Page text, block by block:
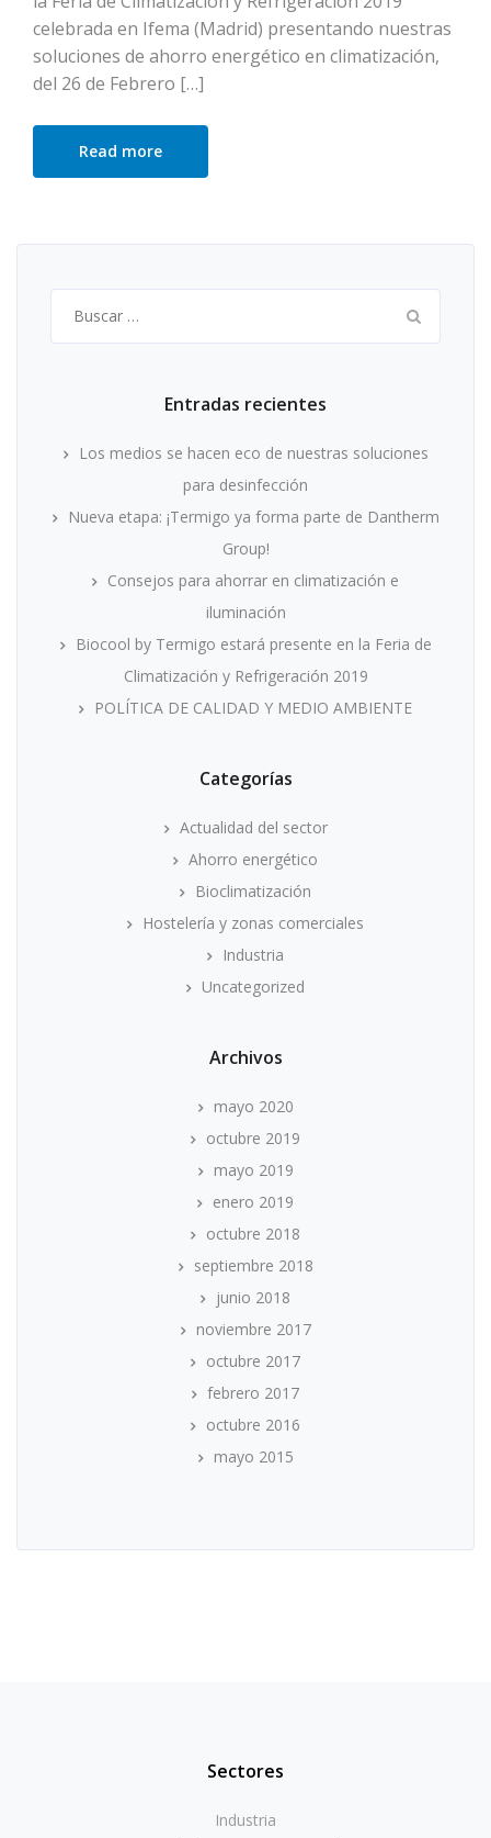
celebrada en Ifema (Madrid) presentando nuestras
soluciones de ahorro energético en climatización,
del 26 de Febrero […]
Read more
Entradas recientes
Los medios se hacen eco de nuestras soluciones
para desinfección
Nueva etapa: ¡Termigo ya forma parte de Dantherm
Group!
Consejos para ahorrar en climatización e
iluminación
Biocool by Termigo estará presente en la Feria de
Climatización y Refrigeración 2019
POLÍTICA DE CALIDAD Y MEDIO AMBIENTE
Categorías
Actualidad del sector
Ahorro energético
Bioclimatización
Hostelería y zonas comerciales
Industria
Uncategorized
Archivos
mayo 2020
octubre 2019
mayo 2019
enero 2019
octubre 2018
septiembre 2018
junio 2018
noviembre 2017
octubre 2017
febrero 2017
octubre 2016
mayo 2015
Sectores
Industria